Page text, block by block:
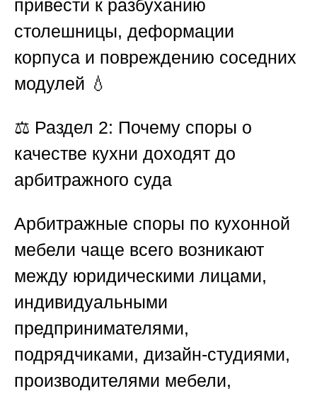
привести к разбуханию
столешницы, деформации
корпуса и повреждению соседних
модулей 💧
⚖️ Раздел 2: Почему споры о
качестве кухни доходят до
арбитражного суда
Арбитражные споры по кухонной
мебели чаще всего возникают
между юридическими лицами,
индивидуальными
предпринимателями,
подрядчиками, дизайн-студиями,
производителями мебели,